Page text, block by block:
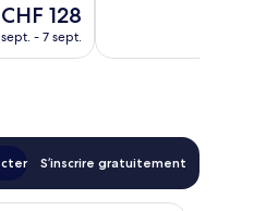
Le
nouveau
prix
CHF 128
- 7 sept.
S’inscrire gratuitement